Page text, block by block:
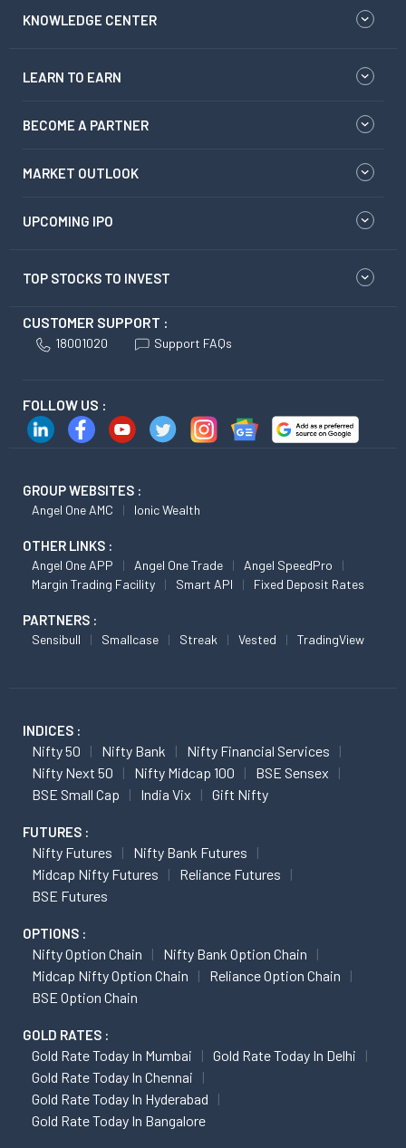
KNOWLEDGE CENTER
LEARN TO EARN
BECOME A PARTNER
MARKET OUTLOOK
UPCOMING IPO
TOP STOCKS TO INVEST
CUSTOMER SUPPORT :
18001020 Support FAQs
FOLLOW US :
GROUP WEBSITES :
Angel One AMC Ionic Wealth
OTHER LINKS :
Angel One APP Angel One Trade
Angel SpeedPro
Margin Trading Facility
Smart API Fixed Deposit Rates
PARTNERS :
Sensibull Smallcase Streak Vested TradingView
INDICES :
Nifty 50 Nifty Bank
Nifty Financial Services
Nifty Next 50
Nifty Midcap 100
BSE Sensex
BSE Small Cap
India Vix Gift Nifty
FUTURES :
Nifty Futures
Nifty Bank Futures
Midcap Nifty Futures
Reliance Futures
BSE Futures
OPTIONS :
Nifty Option Chain
Nifty Bank Option Chain
Midcap Nifty Option Chain
Reliance Option Chain
BSE Option Chain
GOLD RATES :
Gold Rate Today In Mumbai
Gold Rate Today In Delhi
Gold Rate Today In Chennai
Gold Rate Today In Hyderabad
Gold Rate Today In Bangalore